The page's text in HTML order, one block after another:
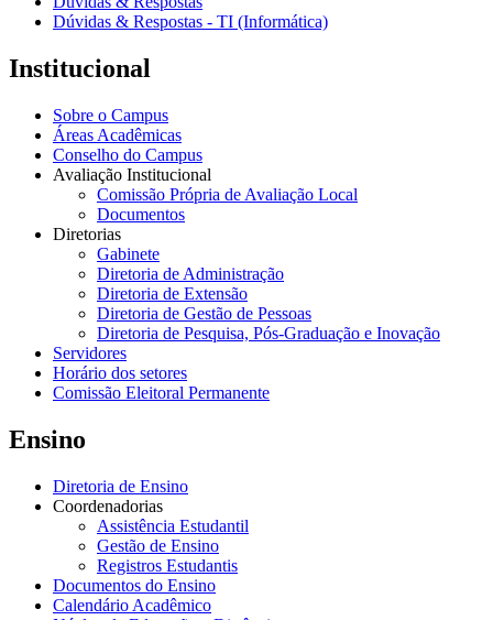
Dúvidas & Respostas - TI (Informática)
Institucional
Sobre o Campus
Áreas Acadêmicas
Conselho do Campus
Avaliação Institucional
Comissão Própria de Avaliação Local
Documentos
Diretorias
Gabinete
Diretoria de Administração
Diretoria de Extensão
Diretoria de Gestão de Pessoas
Diretoria de Pesquisa, Pós-Graduação e Inovação
Servidores
Horário dos setores
Comissão Eleitoral Permanente
Ensino
Diretoria de Ensino
Coordenadorias
Assistência Estudantil
Gestão de Ensino
Registros Estudantis
Documentos do Ensino
Calendário Acadêmico